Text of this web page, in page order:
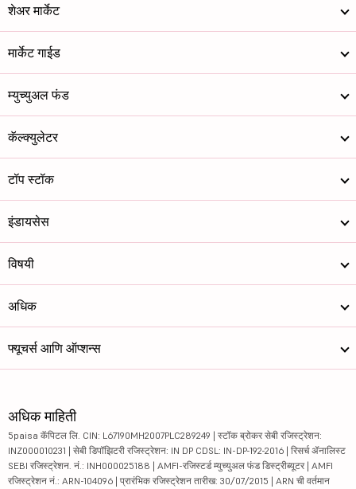
शेअर मार्केट
मार्केट गाईड
म्युच्युअल फंड
कॅल्क्युलेटर
टॉप स्टॉक
इंडायसेस
विषयी
अधिक
फ्यूचर्स आणि ऑप्शन्स
अधिक माहिती
5paisa कॅपिटल लि. CIN: L67190MH2007PLC289249 | स्टॉक ब्रोकर सेबी रजिस्ट्रेशन:
INZ000010231 | सेबी डिपॉझिटरी रजिस्ट्रेशन: IN DP CDSL: IN-DP-192-2016 | रिसर्च ॲनालिस्ट
SEBI रजिस्ट्रेशन. नं.: INH000025188 | AMFI-रजिस्टर्ड म्युच्युअल फंड डिस्ट्रीब्यूटर | AMFI
रजिस्ट्रेशन नं.: ARN-104096 | प्रारंभिक रजिस्ट्रेशन तारीख: 30/07/2015 | ARN ची वर्तमान